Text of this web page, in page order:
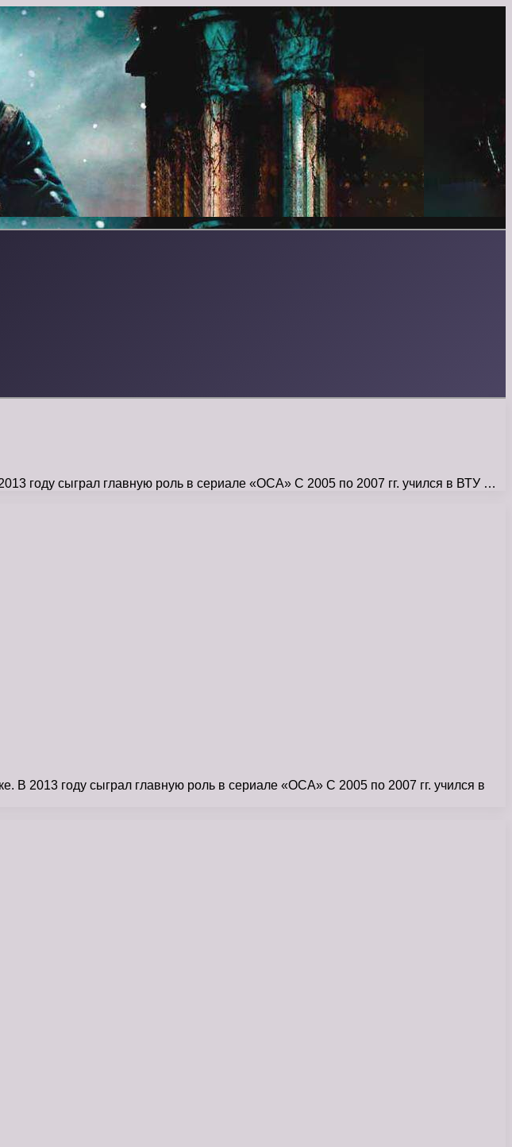
году сыграл главную роль в сериале «ОСА» С 2005 по 2007 гг. учился в ВТУ …
В 2013 году сыграл главную роль в сериале «ОСА» С 2005 по 2007 гг. учился в